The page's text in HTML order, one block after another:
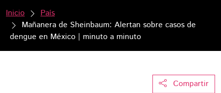
Inicio
País
Mañanera de Sheinbaum: Alertan sobre casos de
dengue en México | minuto a minuto
Compartir